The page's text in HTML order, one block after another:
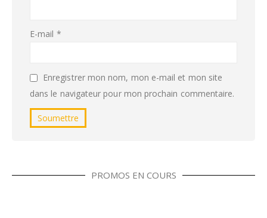
E-mail *
Enregistrer mon nom, mon e-mail et mon site
dans le navigateur pour mon prochain commentaire.
PROMOS EN COURS